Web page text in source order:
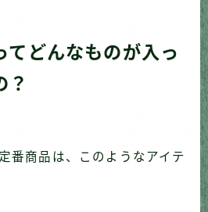
てどんなものが入っ
？
番商品は、このようなアイテ